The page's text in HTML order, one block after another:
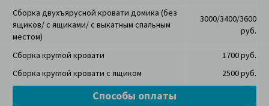
Сборка двухъярусной кровати домика (без
ящиков/ с ящиками/ с выкатным спальным
местом)
3000/3400/3600
руб.
Сборка круглой кровати
Сборка круглой кровати с ящиком
1700 руб.
2500 руб.
Способы оплаты